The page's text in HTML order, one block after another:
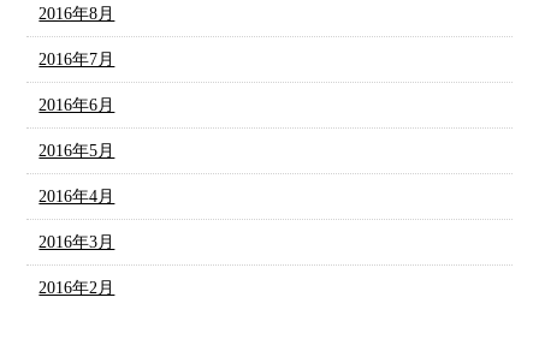
2016年8月
2016年7月
2016年6月
2016年5月
2016年4月
2016年3月
2016年2月